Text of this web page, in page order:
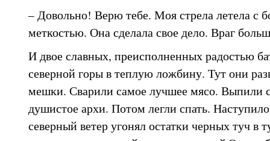
– Довольно! Верю тебе. Моя стрела летела с
меткостью. Она сделала свое дело. Враг
И двое славных, преисполненных радостью
северной горы в теплую ложбину. Тут они
мешки. Сварили самое лучшее мясо. Выпили
душистое архи. Потом легли спать.
северный ветер угонял остатки черных туч в